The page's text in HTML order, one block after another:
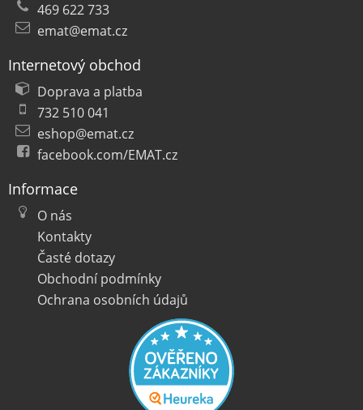
469 622 733
emat@emat.cz
Internetový obchod
Doprava a platba
732 510 041
eshop@emat.cz
facebook.com/EMAT.cz
Informace
O nás
Kontakty
Časté dotazy
Obchodní podmínky
Ochrana osobních údajů